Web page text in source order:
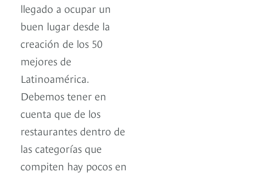
llegado a ocupar un
buen lugar desde la
creación de los 50
mejores de
Latinoamérica.
Debemos tener en
cuenta que de los
restaurantes dentro de
las categorías que
compiten hay pocos en